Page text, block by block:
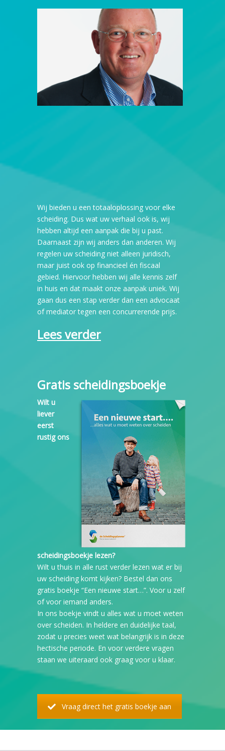
Wij bieden u een totaaloplossing voor elke
scheiding. Dus wat uw verhaal ook is, wij
hebben altijd een aanpak die bij u past.
Daarnaast zijn wij anders dan anderen. Wij
regelen uw scheiding niet alleen juridisch,
maar juist ook op financieel én fiscaal
gebied. Hiervoor hebben wij alle kennis zelf
in huis en dat maakt onze aanpak uniek. Wij
gaan dus een stap verder dan een advocaat
of mediator tegen een concurrerende prijs.
Lees verder
Gratis scheidingsboekje
Wilt u
liever
eerst
rustig ons
scheidingsboekje lezen?
Wilt u thuis in alle rust verder lezen wat er bij
uw scheiding komt kijken? Bestel dan ons
gratis boekje “Een nieuwe start…”. Voor u zelf
of voor iemand anders.
In ons boekje vindt u alles wat u moet weten
over scheiden. In heldere en duidelijke taal,
zodat u precies weet wat belangrijk is in deze
hectische periode. En voor verdere vragen
staan we uiteraard ook graag voor u klaar.
Vraag direct het gratis boekje aan